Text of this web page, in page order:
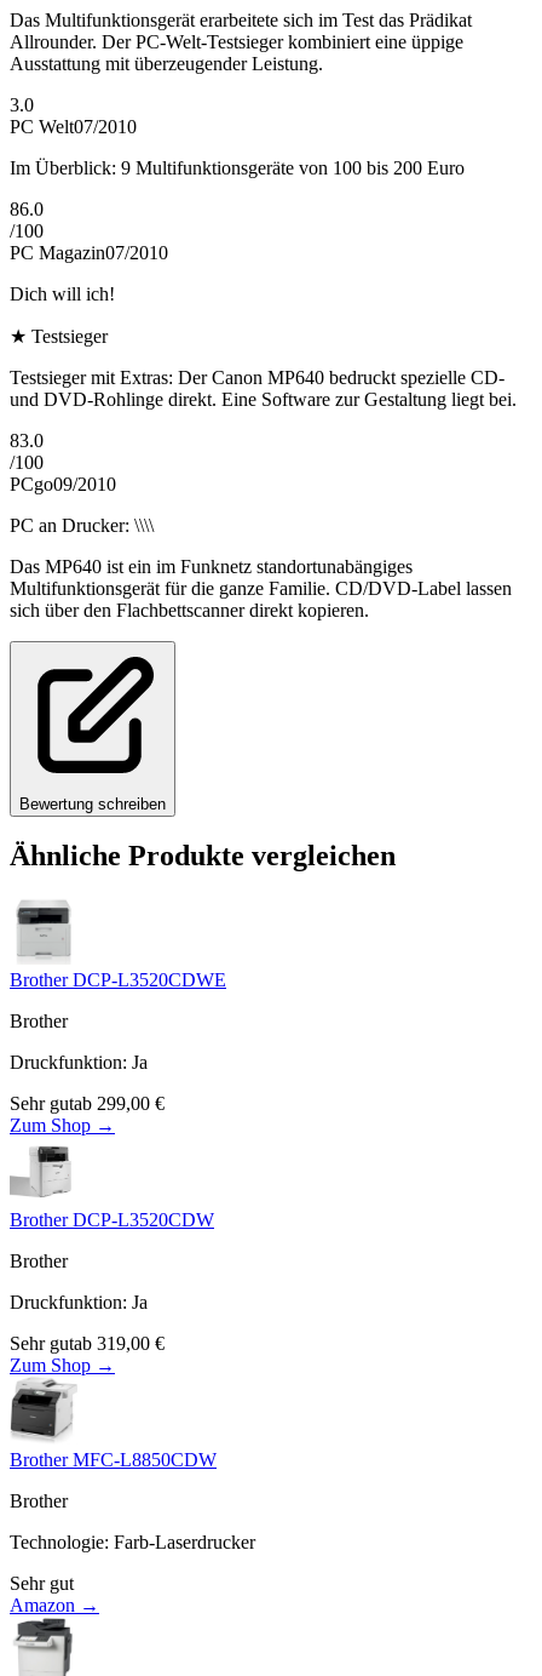
Das Multifunktionsgerät erarbeitete sich im Test das Prädikat
Allrounder. Der PC-Welt-Testsieger kombiniert eine üppige
Ausstattung mit überzeugender Leistung.
3.0
PC Welt07/2010
Im Überblick: 9 Multifunktionsgeräte von 100 bis 200 Euro
86.0
/100
PC Magazin07/2010
Dich will ich!
★ Testsieger
Testsieger mit Extras: Der Canon MP640 bedruckt spezielle CD-
und DVD-Rohlinge direkt. Eine Software zur Gestaltung liegt bei.
83.0
/100
PCgo09/2010
PC an Drucker: \\\\
Das MP640 ist ein im Funknetz standortunabängiges
Multifunktionsgerät für die ganze Familie. CD/DVD-Label lassen
sich über den Flachbettscanner direkt kopieren.
Bewertung schreiben
Ähnliche Produkte vergleichen
Brother DCP-L3520CDWE
Brother
Druckfunktion: Ja
Sehr gutab 299,00 €
Zum Shop →
Brother DCP-L3520CDW
Brother
Druckfunktion: Ja
Sehr gutab 319,00 €
Zum Shop →
Brother MFC-L8850CDW
Brother
Technologie: Farb-Laserdrucker
Sehr gut
Amazon →